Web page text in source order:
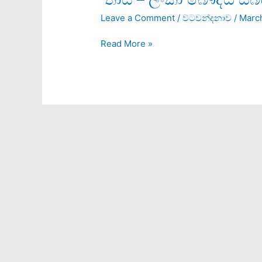
Leave a Comment /වටවන්දනාව /
ලංකා
Read More »